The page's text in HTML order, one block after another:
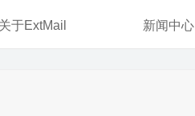
关于ExtMail 新闻中心